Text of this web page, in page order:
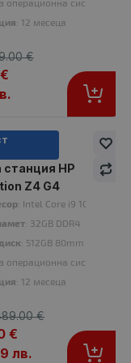
P330
Windows 11 от опциите.
: 12 месеца
€
станция HP
Z4 G4
: Intel Core i9 10980XE
: 32GB DDR4
: 512GB 80mm M.2
операционна система.
: 12 месеца
€
€
лв.